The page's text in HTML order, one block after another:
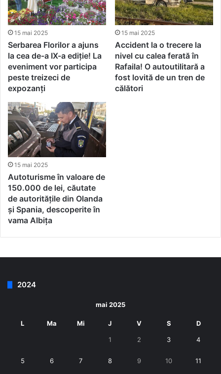
15 mai 2025
Serbarea Florilor a ajuns
la cea de-a IX-a ediție! La
eveniment vor participa
peste treizeci de
expozanți
15 mai 2025
Accident la o trecere la
nivel cu calea ferată în
Rafaila! O autoutilitară a
fost lovită de un tren de
călători
15 mai 2025
Autoturisme în valoare de
150.000 de lei, căutate
de autorităţile din Olanda
și Spania, descoperite în
vama Albița
2024
mai 2025
L Ma Mi J V S D
1 2 3 4
5 6 7 8 9 10 11